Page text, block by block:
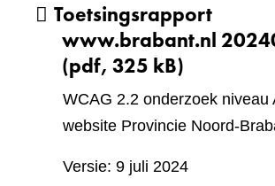
Toetsingsrapport
www.brabant.nl
(pdf, 325 kB)
WCAG 2.2 onderzoek niveau
website Provincie Noord-
Versie: 9 juli 2024